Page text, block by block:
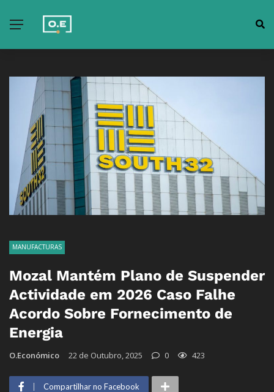
MANUFACTURAS
Mozal Mantém Plano de Suspender
Actividade em 2026 Caso Falhe
Acordo Sobre Fornecimento de
Energia
O.Económico 22 de Outubro, 2025 0 423
Compartilhar no Facebook